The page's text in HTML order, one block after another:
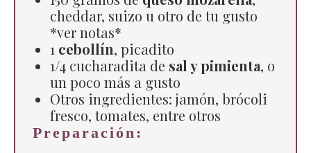
cheddar, suizo u otro de tu gusto
*ver notas*
1 cebollín, picadito
1/4 cucharadita de sal y pimienta, o
un poco más a gusto
Otros ingredientes: jamón, brócoli
fresco, tomates, entre otros
Preparación: